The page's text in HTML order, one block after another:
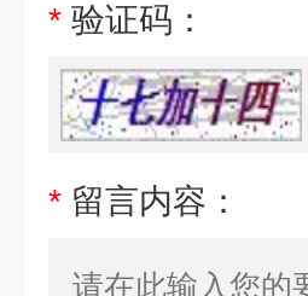
* 验证码：
* 留言内容：